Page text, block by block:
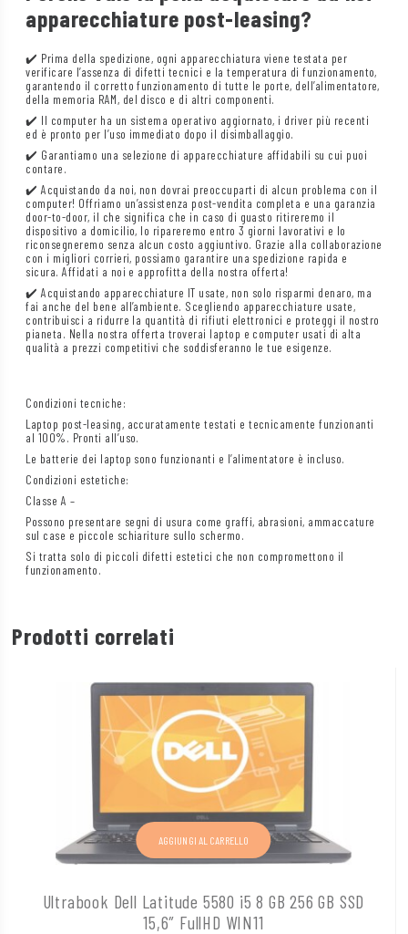
apparecchiature post-leasing?
✔️ Prima della spedizione, ogni apparecchiatura viene testata per
verificare l’assenza di difetti tecnici e la temperatura di funzionamento,
garantendo il corretto funzionamento di tutte le porte, dell’alimentatore,
della memoria RAM, del disco e di altri componenti.
✔️ Il computer ha un sistema operativo aggiornato, i driver più recenti
ed è pronto per l’uso immediato dopo il disimballaggio.
✔️ Garantiamo una selezione di apparecchiature affidabili su cui puoi
contare.
✔️ Acquistando da noi, non dovrai preoccuparti di alcun problema con il
computer! Offriamo un’assistenza post-vendita completa e una garanzia
door-to-door, il che significa che in caso di guasto ritireremo il
dispositivo a domicilio, lo ripareremo entro 3 giorni lavorativi e lo
riconsegneremo senza alcun costo aggiuntivo. Grazie alla collaborazione
con i migliori corrieri, possiamo garantire una spedizione rapida e
sicura. Affidati a noi e approfitta della nostra offerta!
✔️ Acquistando apparecchiature IT usate, non solo risparmi denaro, ma
fai anche del bene all’ambiente. Scegliendo apparecchiature usate,
contribuisci a ridurre la quantità di rifiuti elettronici e proteggi il nostro
pianeta. Nella nostra offerta troverai laptop e computer usati di alta
qualità a prezzi competitivi che soddisferanno le tue esigenze.
Condizioni tecniche:
Laptop post-leasing, accuratamente testati e tecnicamente funzionanti
al 100%. Pronti all’uso.
Le batterie dei laptop sono funzionanti e l’alimentatore è incluso.
Condizioni estetiche:
Classe A –
Possono presentare segni di usura come graffi, abrasioni, ammaccature
sul case e piccole schiariture sullo schermo.
Si tratta solo di piccoli difetti estetici che non compromettono il
funzionamento.
Prodotti correlati
Ultrabook Dell Latitude 5580 i5 8 GB 256 GB SSD
15,6″ FullHD WIN11
AGGIUNGI AL CARRELLO